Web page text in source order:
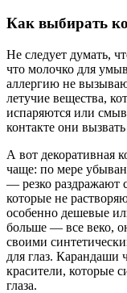
Как выбирать
Не следует думать,
что молочко для
аллергию не
летучие вещества,
испаряются или
контакте они
А вот декоративная
чаще: по мере
— резко раздражают
которые не
особенно дешевые
больше — все веко,
своими
для глаз. Карандаши
красители, которые
глаза.